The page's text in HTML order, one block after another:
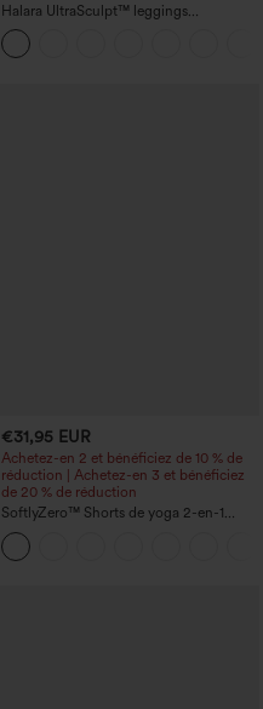
Halara UltraSculpt™ leggings
d'entraînement taille haute — fronces
liftantes pour le fessier, maintien gainant
du ventre et poche
+1
€31,95 EUR
Achetez-en 2 et bénéficiez de 10 % de
réduction | Achetez-en 3 et bénéficiez
de 20 % de réduction
SoftlyZero™ Shorts de yoga 2-en-1
InstantCool, super taille haute, aérés, 5''
avec poches — longueur allongée